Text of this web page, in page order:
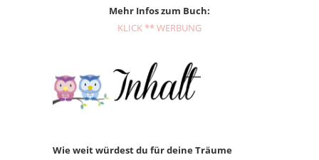
Mehr Infos zum Buch:
KLICK ** WERBUNG
Wie weit würdest du für deine Träume